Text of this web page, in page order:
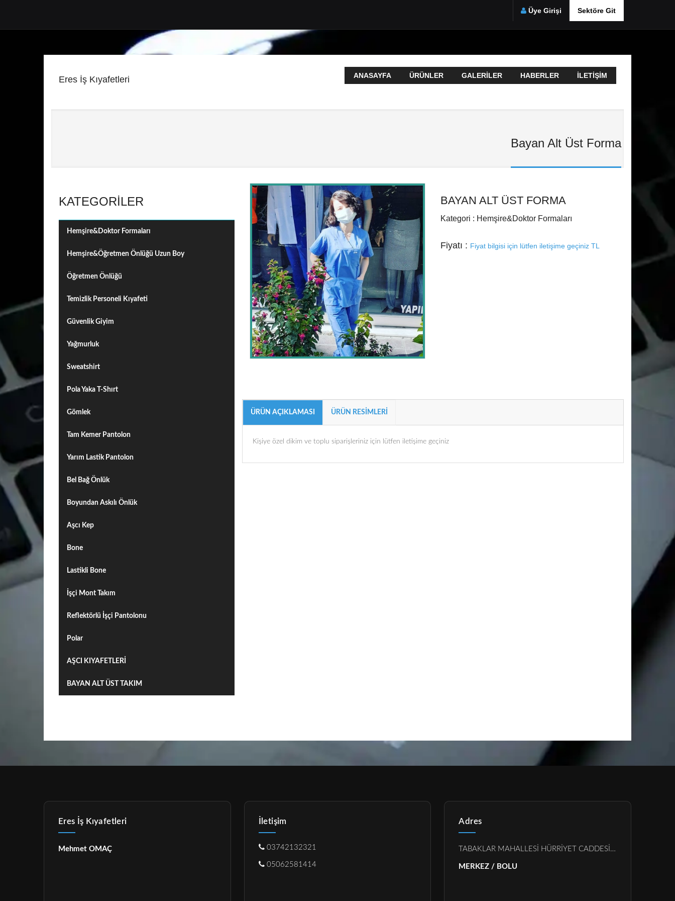
Üye Girişi Sektöre Git
Eres İş Kıyafetleri ANASAYFA ÜRÜNLER GALERILER HABERLER İLETIŞIM
Bayan Alt Üst Forma
KATEGORILER
Hemşire&Doktor Formaları
Hemşire&Öğretmen Önlüğü Uzun Boy
Öğretmen Önlüğü
Temizlik Personeli Kıyafeti
Güvenlik Giyim
Yağmurluk
Sweatshirt
Pola Yaka T-Shırt
Gömlek
Tam Kemer Pantolon
Yarım Lastik Pantolon
Bel Bağ Önlük
Boyundan Askılı Önlük
Aşcı Kep
Bone
Lastikli Bone
İşçi Mont Takım
Reflektörlü İşçi Pantolonu
Polar
AŞCI KIYAFETLERİ
BAYAN ALT ÜST TAKIM
BAYAN ALT ÜST FORMA
Kategori : Hemşire&Doktor Formaları
Fiyatı : Fiyat bilgisi için lütfen iletişime geçiniz TL
ÜRÜN AÇIKLAMASI ÜRÜN RESIMLERI
Kişiye özel dikim ve toplu siparişleriniz için lütfen iletişime geçiniz
Eres İş Kıyafetleri
Mehmet OMAÇ
İletişim
03742132321
05062581414
Adres
TABAKLAR MAHALLESİ HÜRRİYET CADDESİ ŞÜKRÜUSTA APARTMANI 27
MERKEZ / BOLU